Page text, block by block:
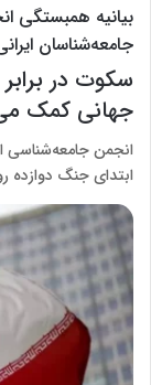
بیانیه همبستگی
جامعه‌شناسان
سکوت در
جهانی کمک
انجمن جامعه‌شناسی
ابتدای جنگ دوازده